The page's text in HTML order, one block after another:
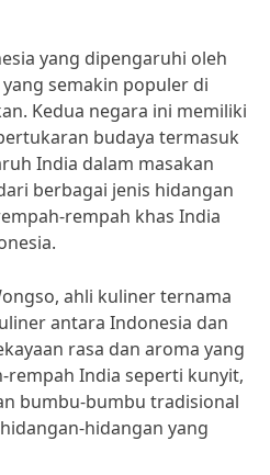
yang dipengaruhi oleh
semakin populer di
Kedua negara ini memiliki
budaya termasuk
India dalam masakan
berbagai jenis hidangan
rempah khas India
ahli kuliner ternama
antara Indonesia dan
rasa dan aroma yang
rempah India seperti kunyit,
bumbu-bumbu tradisional
hidangan yang